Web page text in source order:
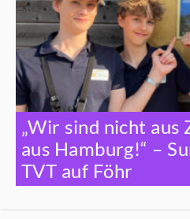
„Wir sind nicht aus
aus Hamburg!“ –
TVT auf Föhr